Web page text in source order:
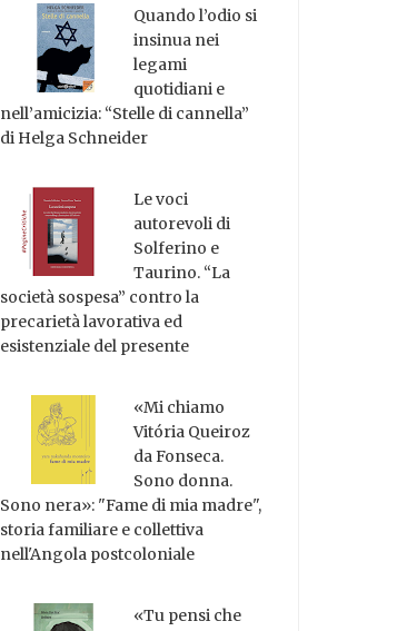
Quando l’odio si
insinua nei
legami
quotidiani e
nell’amicizia: “Stelle di cannella”
di Helga Schneider
Le voci
autorevoli di
Solferino e
Taurino. “La
società sospesa” contro la
precarietà lavorativa ed
esistenziale del presente
«Mi chiamo
Vitória Queiroz
da Fonseca.
Sono donna.
Sono nera»: "Fame di mia madre",
storia familiare e collettiva
nell'Angola postcoloniale
«Tu pensi che